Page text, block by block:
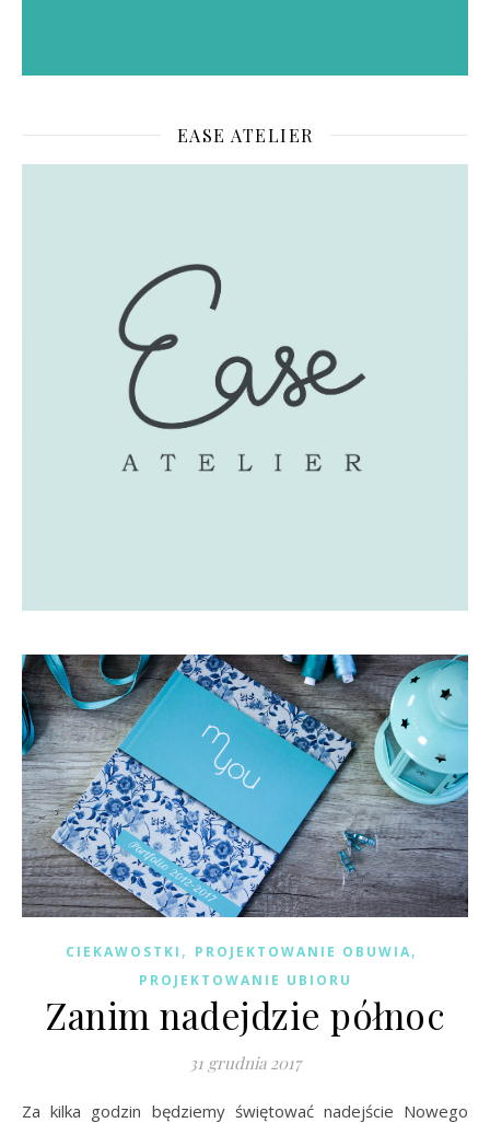
EASE ATELIER
CIEKAWOSTKI , PROJEKTOWANIE OBUWIA,
PROJEKTOWANIE UBIORU
Zanim nadejdzie północ
31 grudnia 2017
Za kilka godzin będziemy świętować nadejście Nowego